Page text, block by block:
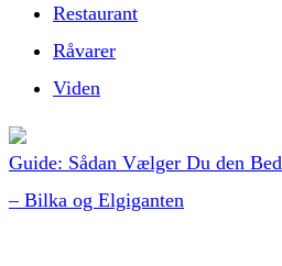
Restaurant
Råvarer
Viden
Guide: Sådan Vælger Du den
– Bilka og Elgiganten